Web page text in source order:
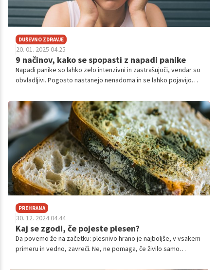
DUŠEVNO ZDRAVJE
20. 01. 2025 04.25
9 načinov, kako se spopasti z napadi panike
Napadi panike so lahko zelo intenzivni in zastrašujoči, vendar so
obvladljivi. Pogosto nastanejo nenadoma in se lahko pojavijo
Poznavanje tehnik, ki vam lahko pomagajo obvladovati
simptome napadov panike, je pomembno za zmanjšanje njihove
pogostosti in resnosti.
PREHRANA
30. 12. 2024 04.44
Kaj se zgodi, če pojeste plesen?
Da povemo že na začetku: plesnivo hrano je najboljše, v vsakem
primeru in vedno, zavreči. Ne, ne pomaga, če živilo samo